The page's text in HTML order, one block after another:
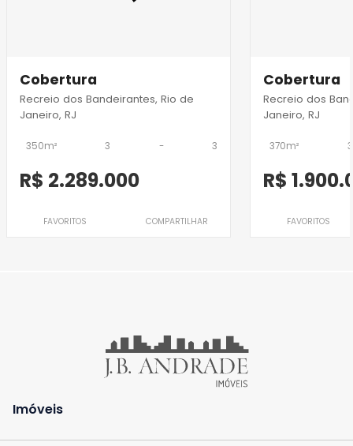
Cobertura
Recreio dos Bandeirantes, Rio de
Janeiro, RJ
350m² 3 - 3
R$ 2.289.000
FAVORITOS COMPARTILHAR
Cobertura
Recreio dos
Janeiro, RJ
370m² 3
R$
FAVORITOS
Imóveis